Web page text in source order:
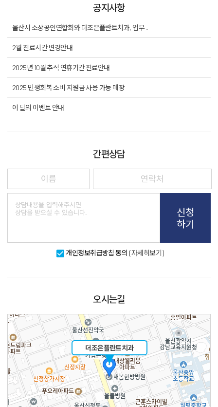
치아교정
일반진료
턱관절
치료 후에는?
공지사항
울산시 소상공인연합회와 더조은플란트치과, 업무 ..
2월 진료시간 변경안내
2025년 10월 추석 연휴기간 진료안내
2025 민생회복 소비 지원금 사용 가능 매장
이 달의 이벤트 안내
간편상담
신청
하기
개인정보취급방침 동의 [자세히보기]
오시는길
더조은플란트치과